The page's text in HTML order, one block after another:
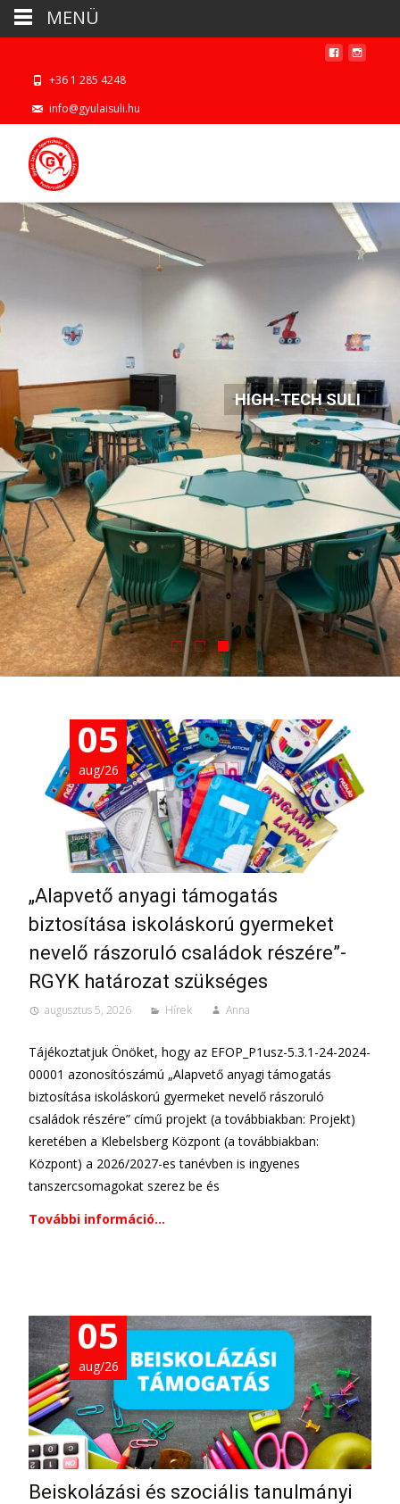
+36 1 285 4248
info@gyulaisuli.hu
HIGH-TECH SULI
05
aug/26
„Alapvető anyagi támogatás
biztosítása iskoláskorú gyermeket
nevelő rászoruló családok részére”-
RGYK határozat szükséges
augusztus 5, 2026 Hírek Anna
Tájékoztatjuk Önöket, hogy az EFOP_P1usz-5.3.1-24-2024-
00001 azonosítószámú „Alapvető anyagi támogatás
biztosítása iskoláskorú gyermeket nevelő rászoruló
családok részére” című projekt (a továbbiakban: Projekt)
keretében a Klebelsberg Központ (a továbbiakban:
Központ) a 2026/2027-es tanévben is ingyenes
tanszercsomagokat szerez be és
További információ…
05
aug/26
Beiskolázási és szociális tanulmányi
MENÜ